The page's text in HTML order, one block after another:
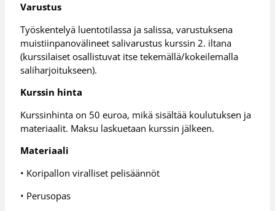
Varustus
Työskentelyä luentotilassa ja salissa, varustuksena
muistiinpanovälineet salivarustus kurssin 2. iltana
(kurssilaiset osallistuvat itse tekemällä/kokeilemalla
saliharjoitukseen).
Kurssin hinta
Kurssinhinta on 50 euroa, mikä sisältää koulutuksen ja
materiaalit. Maksu laskuetaan kurssin jälkeen.
Materiaali
• Koripallon viralliset pelisäännöt
• Perusopas